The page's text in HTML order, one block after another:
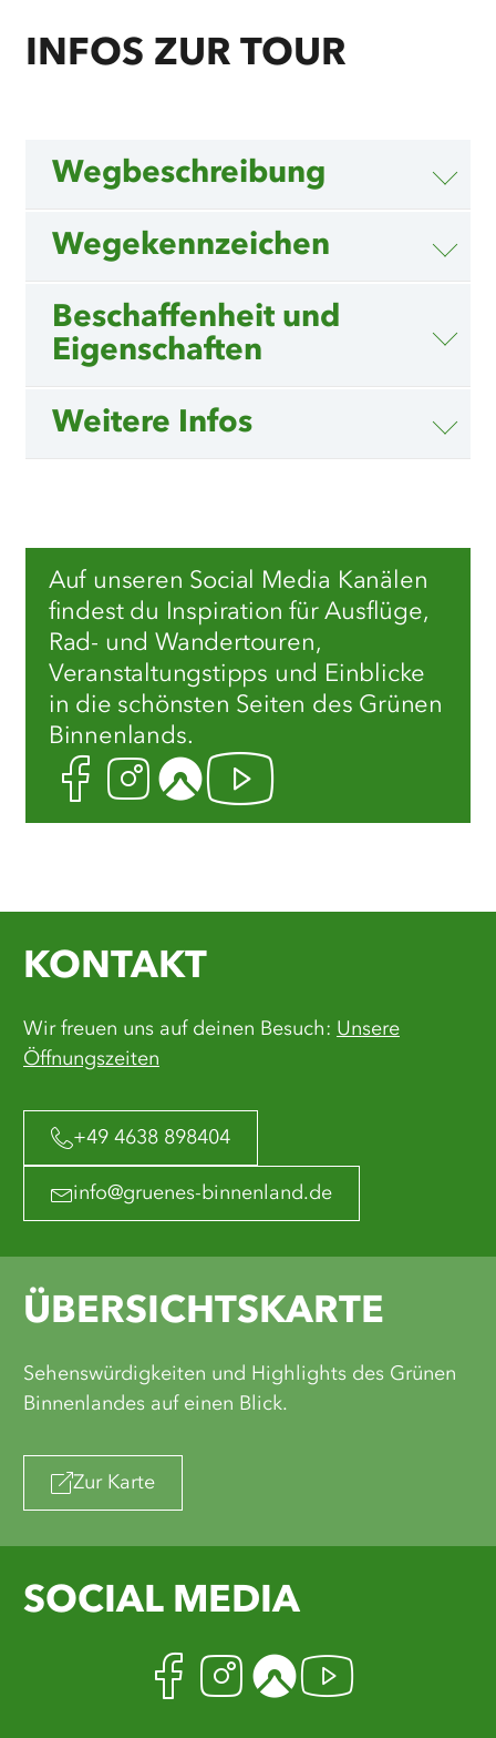
INFOS ZUR TOUR
Wegbeschreibung
Wegekennzeichen
Beschaffenheit und
Eigenschaften
Weitere Infos
Auf unseren Social Media Kanälen
findest du Inspiration für Ausflüge,
Rad- und Wandertouren,
Veranstaltungstipps und Einblicke
in die schönsten Seiten des Grünen
Binnenlands.
FacebookInstagram
KomootYoutube
KONTAKT
Wir freuen uns auf deinen Besuch: Unsere
Öffnungszeiten
+49 4638 898404
info@gruenes-binnenland.de
ÜBERSICHTSKARTE
Sehenswürdigkeiten und Highlights des Grünen
Binnenlandes auf einen Blick.
Zur Karte
SOCIAL MEDIA
Facebook
Instagram
Komoot